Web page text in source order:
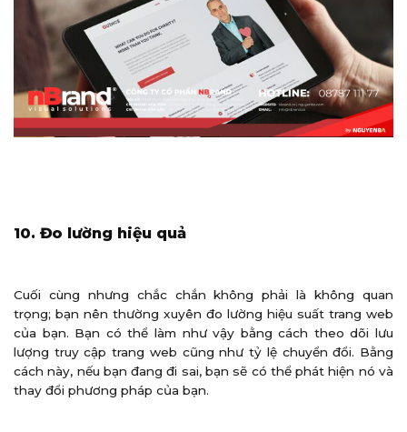
10. Đo lường hiệu quả
Cuối cùng nhưng chắc chắn không phải là không quan
trọng; bạn nên thường xuyên đo lường hiệu suất trang web
của bạn. Bạn có thể làm như vậy bằng cách theo dõi lưu
lượng truy cập trang web cũng như tỷ lệ chuyển đổi. Bằng
cách này, nếu bạn đang đi sai, bạn sẽ có thể phát hiện nó và
thay đổi phương pháp của bạn.